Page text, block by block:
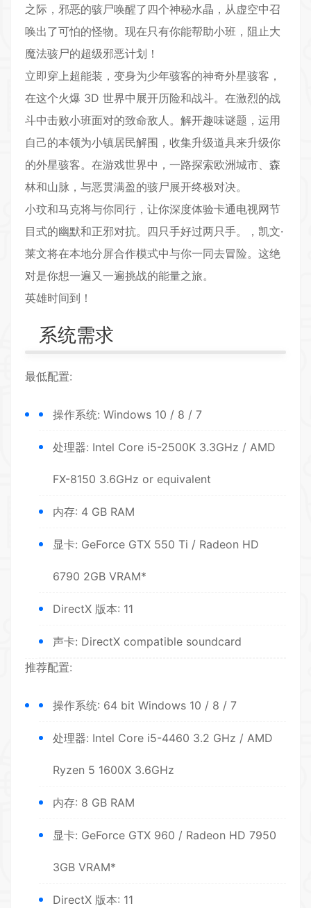
之际，邪恶的骇尸唤醒了四个神秘水晶，从虚空中召
唤出了可怕的怪物。现在只有你能帮助小班，阻止大
魔法骇尸的超级邪恶计划！
立即穿上超能装，变身为少年骇客的神奇外星骇客，
在这个火爆 3D 世界中展开历险和战斗。在激烈的战
斗中击败小班面对的致命敌人。解开趣味谜题，运用
自己的本领为小镇居民解围，收集升级道具来升级你
的外星骇客。在游戏世界中，一路探索欧洲城市、森
林和山脉，与恶贯满盈的骇尸展开终极对决。
小玟和马克将与你同行，让你深度体验卡通电视网节
目式的幽默和正邪对抗。四只手好过两只手。，凯文·
莱文将在本地分屏合作模式中与你一同去冒险。这绝
对是你想一遍又一遍挑战的能量之旅。
英雄时间到！
系统需求
最低配置:
操作系统: Windows 10 / 8 / 7
处理器: Intel Core i5-2500K 3.3GHz / AMD
FX-8150 3.6GHz or equivalent
内存: 4 GB RAM
显卡: GeForce GTX 550 Ti / Radeon HD
6790 2GB VRAM*
DirectX 版本: 11
声卡: DirectX compatible soundcard
推荐配置:
操作系统: 64 bit Windows 10 / 8 / 7
处理器: Intel Core i5-4460 3.2 GHz / AMD
Ryzen 5 1600X 3.6GHz
内存: 8 GB RAM
显卡: GeForce GTX 960 / Radeon HD 7950
3GB VRAM*
DirectX 版本: 11